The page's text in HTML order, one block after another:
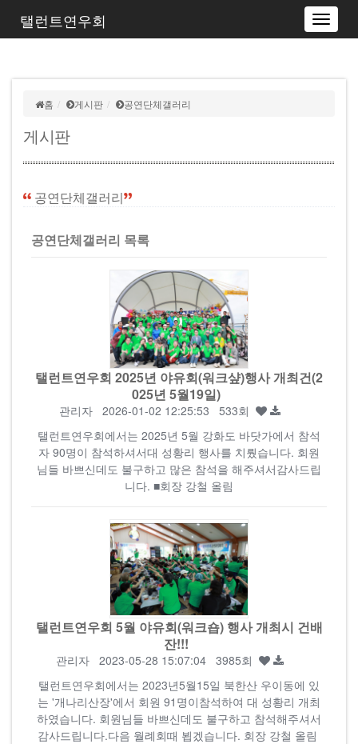
Toggle
탤런트연우회
홈 게시판 공연단체갤러리
게시판
공연단체갤러리
공연단체갤러리 목록
탤런트연우회 2025년 야유회(워크샾)행사 개최건(2
025년 5월19일)
관리자2026-01-02 12:25:53 533회
탤런트연우회에서는 2025년 5월 강화도 바닷가에서 참석
자 90명이 참석하셔서대 성황리 행사를 치뤘습니다. 회원
님들 바쁘신데도 불구하고 많은 참석을 해주셔서감사드립
니다. ■회장 강철 올림
탤런트연우회 5월 야유회(워크숍) 행사 개최시 건배
잔!!!
관리자2023-05-28 15:07:04 3985회
탤런트연우회에서는 2023년5월15일 북한산 우이동에 있
는 '개나리산장'에서 회원 91명이참석하여 대 성황리 개최
하였습니다. 회원님들 바쁘신데도 불구하고 참석해주셔서
감사드립니다.다음 월례회때 뵙겠습니다. 회장 강철 올림